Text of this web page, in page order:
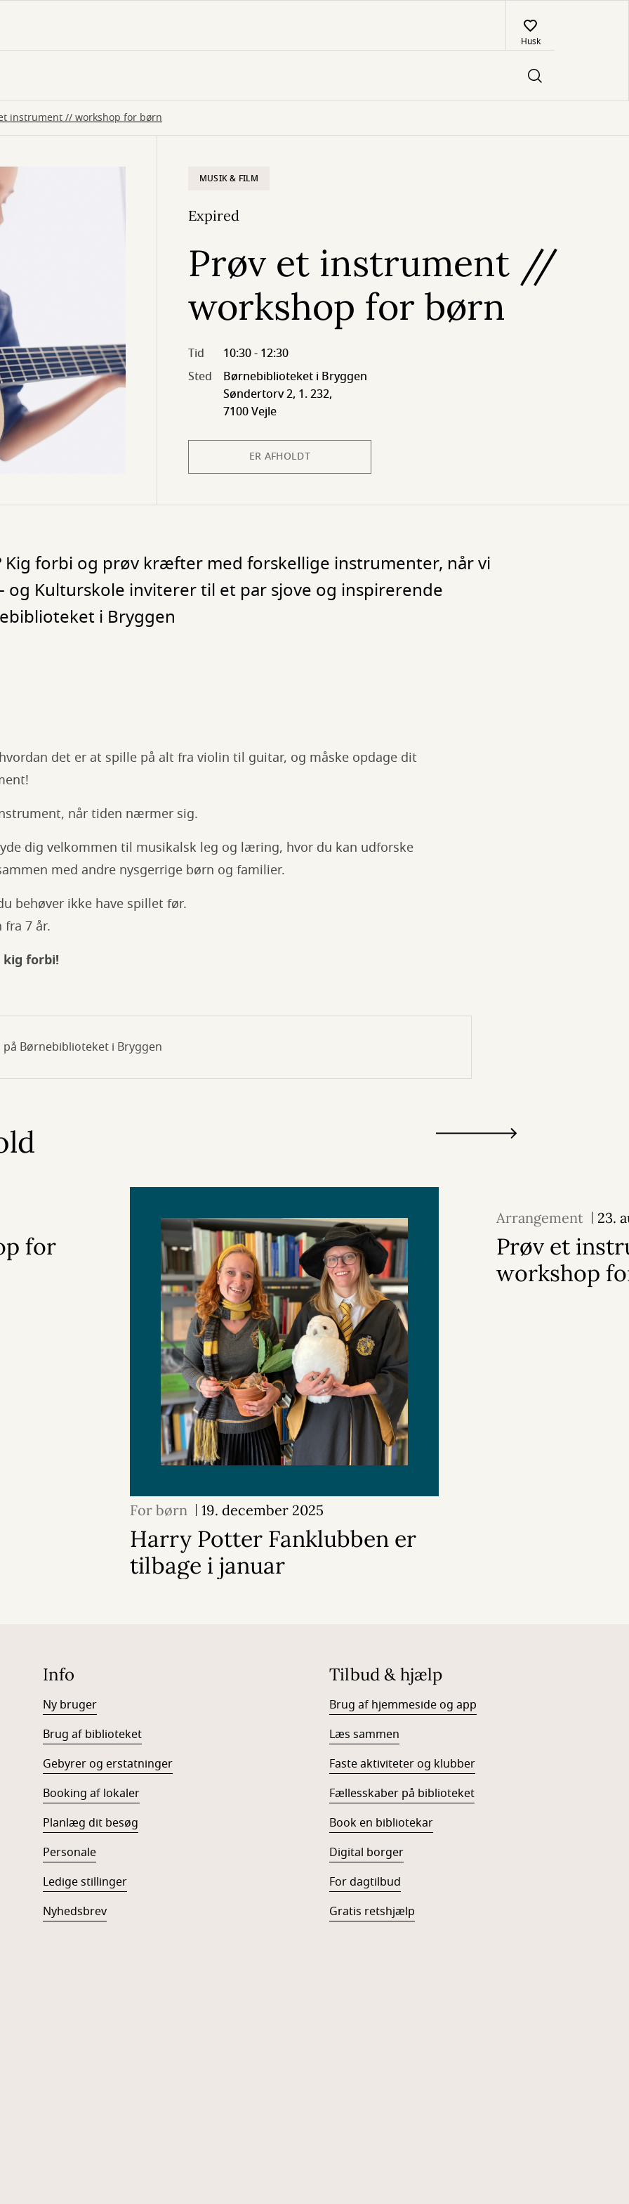
Husk
instrument // workshop for børn
MUSIK & FILM
Expired
Prøv et instrument //
workshop for børn
Tid
10:30 - 12:30
Sted
Børnebiblioteket i Bryggen
Søndertorv 2, 1. 232,
7100 Vejle
ER AFHOLDT
Kig forbi og prøv kræfter med forskellige instrumenter, når vi
og Kulturskole inviterer til et par sjove og inspirerende
i Bryggen
det er at spille på alt fra violin til guitar, og måske opdage dit
når tiden nærmer sig.
dig velkommen til musikalsk leg og læring, hvor du kan udforske
med andre nysgerrige børn og familier.
behøver ikke have spillet før.
7 år.
forbi!
Børnebiblioteket i Bryggen
for
For børn 19. december 2025
Harry Potter Fanklubben er
tilbage i januar
Arrangement 23.
Prøv et
workshop
Info
Ny bruger
Brug af biblioteket
Gebyrer og erstatninger
Booking af lokaler
Planlæg dit besøg
Personale
Ledige stillinger
Nyhedsbrev
Tilbud & hjælp
Brug af hjemmeside og app
Læs sammen
Faste aktiviteter og klubber
Fællesskaber på biblioteket
Book en bibliotekar
Digital borger
For dagtilbud
Gratis retshjælp